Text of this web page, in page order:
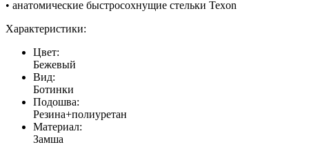
• анатомические быстросохнущие стельки Texon
Характеристики:
Цвет:
Бежевый
Вид:
Ботинки
Подошва:
Резина+полиуретан
Материал:
Замша